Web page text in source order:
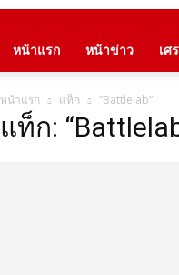
หน้าแรก หน้าข่าว เศ
หน้าแรก แท็ก “Battlelab”
แท็ก: